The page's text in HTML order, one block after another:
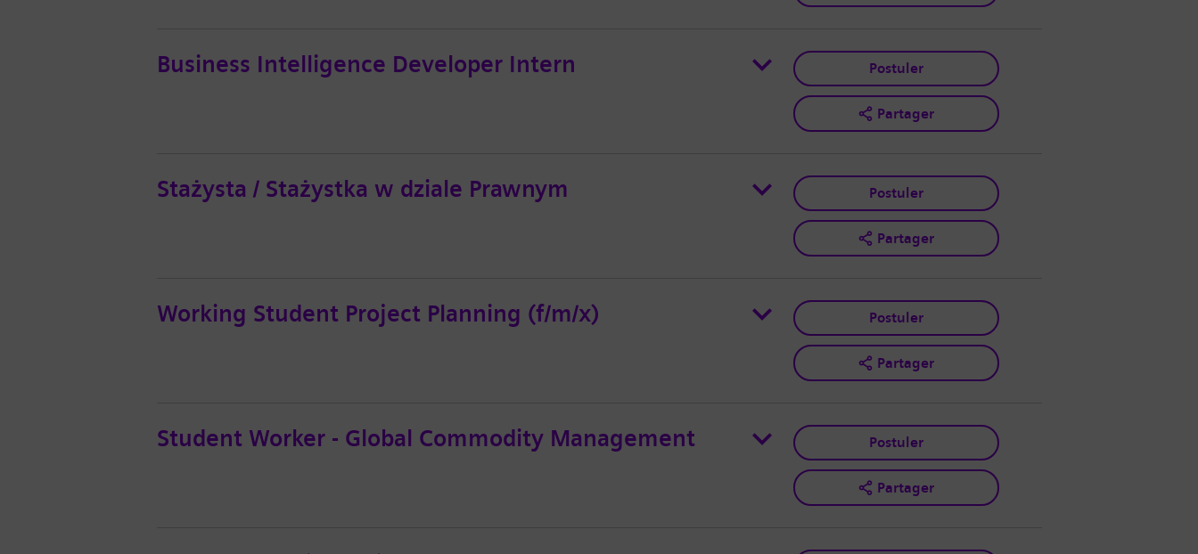
Business Intelligence Developer Intern Postuler
Partager
Stażysta / Stażystka w dziale Prawnym Postuler
Partager
Working Student Project Planning (f/m/x) Postuler
Partager
Student Worker - Global Commodity Management Postuler
Partager